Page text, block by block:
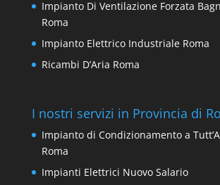
Impianto Di Ventilazione Forzata
Roma
Impianto Elettrico Industriale Roma
Ricambi D’Aria Roma
I nostri servizi in Provincia di
Impianto di Condizionamento a
Roma
Impianti Elettrici Nuovo Salario